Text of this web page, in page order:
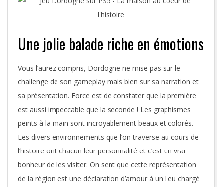
Une jolie balade riche en émotions
Vous l’aurez compris, Dordogne ne mise pas sur le
challenge de son gameplay mais bien sur sa narration et
sa présentation. Force est de constater que la première
est aussi impeccable que la seconde ! Les graphismes
peints à la main sont incroyablement beaux et colorés.
Les divers environnements que l’on traverse au cours de
l’histoire ont chacun leur personnalité et c’est un vrai
bonheur de les visiter. On sent que cette représentation
de la région est une déclaration d’amour à un lieu chargé